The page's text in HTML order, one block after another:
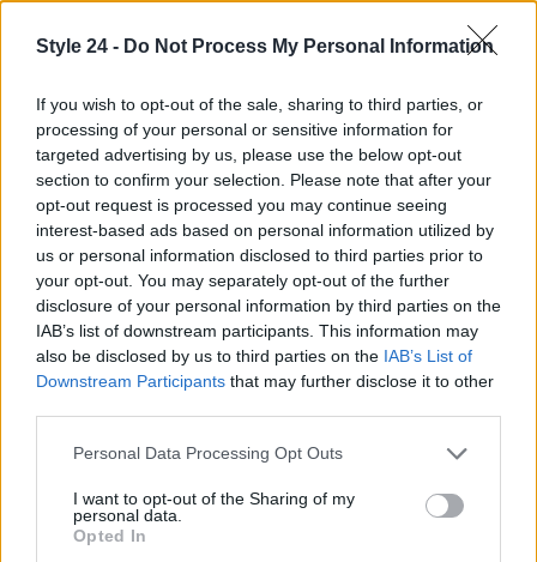
Style 24 - Do Not Process My Personal Information
If you wish to opt-out of the sale, sharing to third parties, or
processing of your personal or sensitive information for
targeted advertising by us, please use the below opt-out
section to confirm your selection. Please note that after your
opt-out request is processed you may continue seeing
interest-based ads based on personal information utilized by
us or personal information disclosed to third parties prior to
your opt-out. You may separately opt-out of the further
disclosure of your personal information by third parties on the
IAB’s list of downstream participants. This information may
also be disclosed by us to third parties on the IAB’s List of
Downstream Participants that may further disclose it to other
Please note that this website/app uses one or more Google
not limited to your visit or usage behaviour. You may click to
grant or deny consent to Google and its third-party tags to
use your data for below specified purposes in below Google
Personal Data Processing Opt Outs
I want to opt-out of the Sharing of my
personal data.
Opted In
qualità o ubicazioni strategiche, può rivelarsi una
scelta vantaggiosa.
Il mercato immobiliare di lusso a Milano offre
opportunità significative per investitori informati.
Con le giuste strategie e un’attenta analisi, è
possibile navigare con successo in questo settore
dinamico e redditizio.
AUTORE
Staff